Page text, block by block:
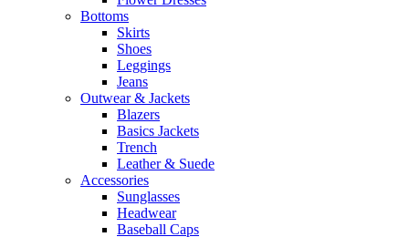
Bottoms
Skirts
Shoes
Leggings
Jeans
Outwear & Jackets
Blazers
Basics Jackets
Trench
Leather & Suede
Accessories
Sunglasses
Headwear
Baseball Caps